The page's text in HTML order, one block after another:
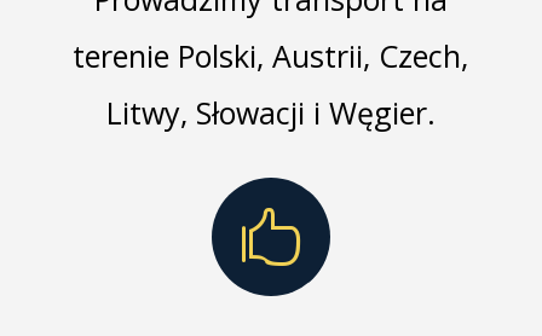
terenie Polski, Austrii, Czech,
Litwy, Słowacji i Węgier.
